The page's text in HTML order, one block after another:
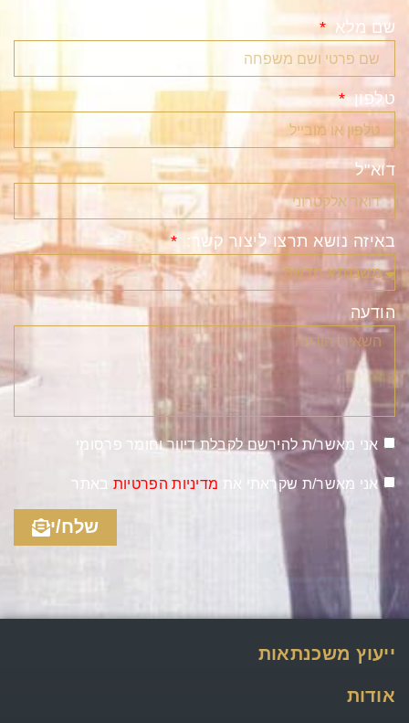
שם מלא
טלפון
דוא"ל
באיזה נושא תרצו ליצור קשר:
הודעה
אני מאשר/ת להירשם לקבלת דיוור וחומר פרסומי
אני מאשר/ת שקראתי את מדיניות הפרטיות באתר
שלח/י
ייעוץ משכנתאות
אודות